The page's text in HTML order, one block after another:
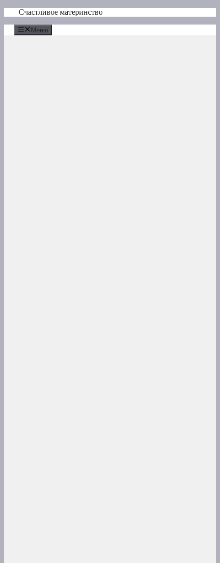
Перейти
содержимому
Счастливое материнство
Меню